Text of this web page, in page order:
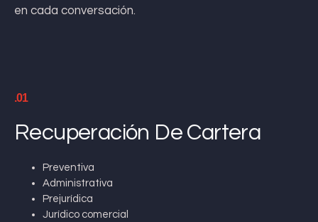
en cada conversación.
.01
Recuperación De Cartera
Preventiva
Administrativa
Prejurídica
Jurídico comercial